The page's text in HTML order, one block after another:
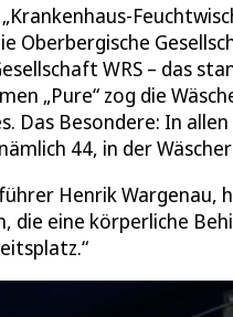
Oberbergische
WRS – das
„Pure“ zog die
Das Besondere: In
44, in der
Henrik
die eine körperliche